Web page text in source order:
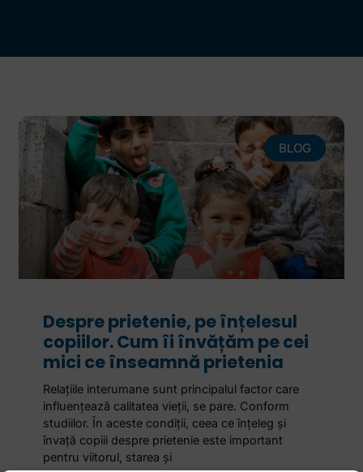
BLOG
Despre prietenie, pe înțelesul
copiilor. Cum îi învățăm pe cei
mici ce înseamnă prietenia
Relațiile interumane sunt principalul factor care
influențează calitatea vieții, se pare. Conform
studiilor. În aceste condiții, ceea ce înțeleg și
învață copiii despre prietenie este important
pentru viitorul, starea și